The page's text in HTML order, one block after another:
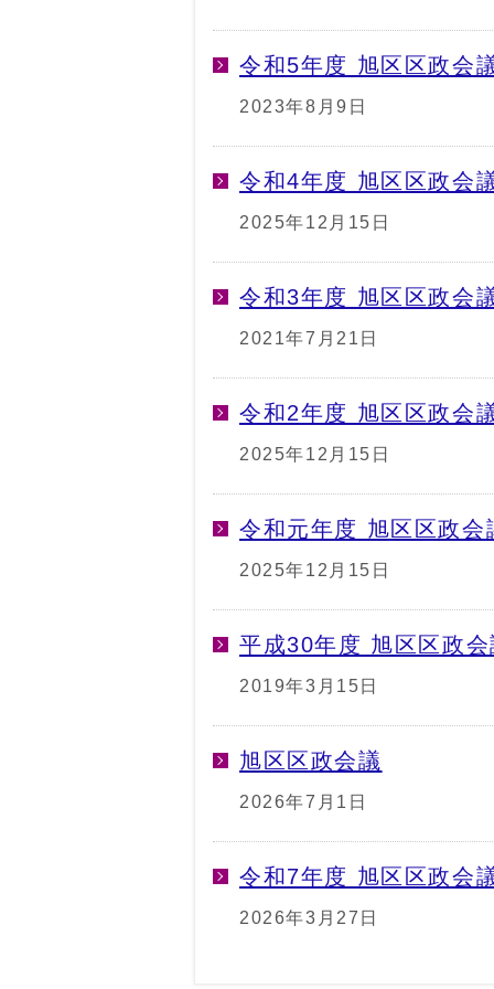
令和5年度 旭区区政会
2023年8月9日
令和4年度 旭区区政会
2025年12月15日
令和3年度 旭区区政会
2021年7月21日
令和2年度 旭区区政会
2025年12月15日
令和元年度 旭区区政会
2025年12月15日
平成30年度 旭区区政会
2019年3月15日
旭区区政会議
2026年7月1日
令和7年度 旭区区政会
2026年3月27日